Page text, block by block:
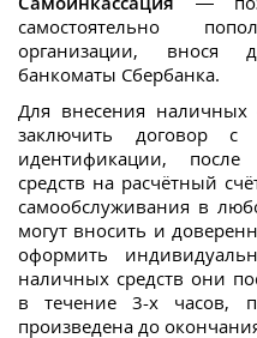
самостоятельно
организации, внося
банкоматы Сбербанка.
Для внесения наличных
заключить договор
идентификации,
средств на расчётный
самообслуживания в
могут вносить и
оформить
наличных средств они
в течение 3-х часов,
произведена до